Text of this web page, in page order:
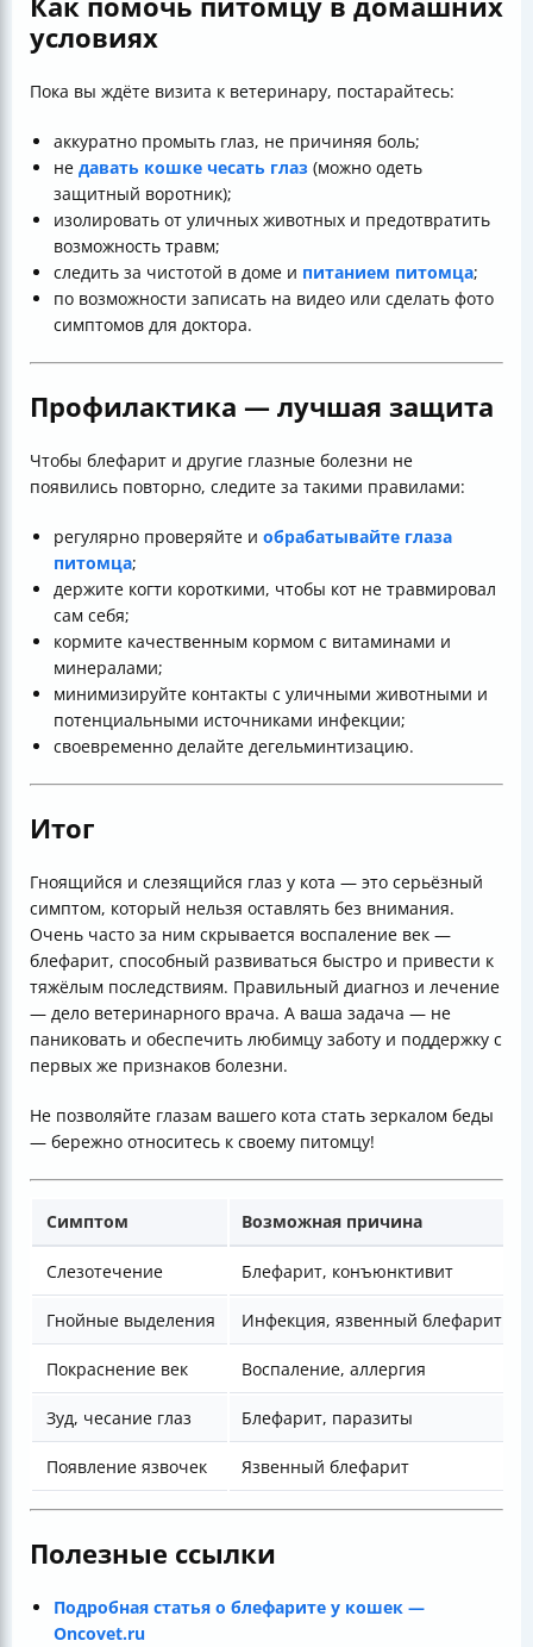
условиях
Пока вы ждёте визита к ветеринару, постарайтесь:
аккуратно промыть глаз, не причиняя боль;
не давать кошке чесать глаз (можно одеть
защитный воротник);
изолировать от уличных животных и предотвратить
возможность травм;
следить за чистотой в доме и питанием питомца;
по возможности записать на видео или сделать фото
симптомов для доктора.
Профилактика — лучшая защита
Чтобы блефарит и другие глазные болезни не
появились повторно, следите за такими правилами:
регулярно проверяйте и обрабатывайте глаза
питомца;
держите когти короткими, чтобы кот не травмировал
сам себя;
кормите качественным кормом с витаминами и
минералами;
минимизируйте контакты с уличными животными и
потенциальными источниками инфекции;
своевременно делайте дегельминтизацию.
Итог
Гноящийся и слезящийся глаз у кота — это серьёзный
симптом, который нельзя оставлять без внимания.
Очень часто за ним скрывается воспаление век —
блефарит, способный развиваться быстро и привести к
тяжёлым последствиям. Правильный диагноз и лечение
— дело ветеринарного врача. А ваша задача — не
паниковать и обеспечить любимцу заботу и поддержку с
первых же признаков болезни.
Не позволяйте глазам вашего кота стать зеркалом беды
— бережно относитесь к своему питомцу!
Симптом Возможная причина
Слезотечение Блефарит, конъюнктивит
Гнойные выделения Инфекция, язвенный блефарит
Покраснение век Воспаление, аллергия
Зуд, чесание глаз Блефарит, паразиты
Появление язвочек Язвенный блефарит
Полезные ссылки
Подробная статья о блефарите у кошек —
Oncovet.ru